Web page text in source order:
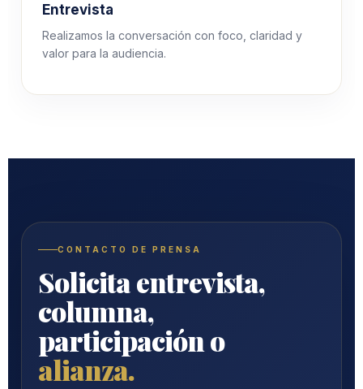
Entrevista
Realizamos la conversación con foco, claridad y
valor para la audiencia.
CONTACTO DE PRENSA
Solicita entrevista,
columna,
participación o
alianza.